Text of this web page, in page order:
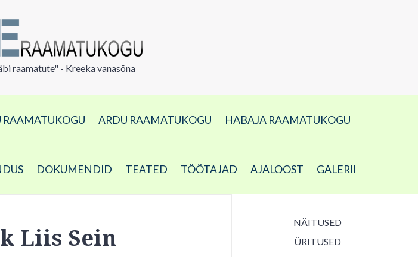
raamatute" - Kreeka vanasõna
RAAMATUKOGU ARDU RAAMATUKOGU HABAJA RAAMATUKOGU
DOKUMENDID TEATED TÖÖTAJAD AJALOOST GALERII
Liis Sein
NÄITUSED
ÜRITUSED